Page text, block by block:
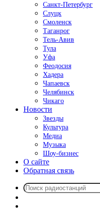
Санкт-Петербург
Слуцк
Смоленск
Таганрог
Тель-Авив
Тула
Уфа
Феодосия
Хадера
Чапаевск
Челябинск
Чикаго
Новости
Звезды
Культура
Медиа
Музыка
Шоу-бизнес
О сайте
Обратная связь